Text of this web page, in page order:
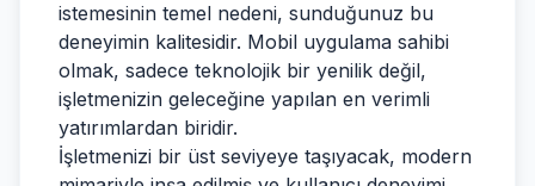
istemesinin temel nedeni, sunduğunuz bu
deneyimin kalitesidir. Mobil uygulama sahibi
olmak, sadece teknolojik bir yenilik değil,
işletmenizin geleceğine yapılan en verimli
yatırımlardan biridir.
İşletmenizi bir üst seviyeye taşıyacak, modern